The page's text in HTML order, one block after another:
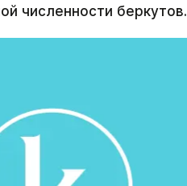
численности беркутов.